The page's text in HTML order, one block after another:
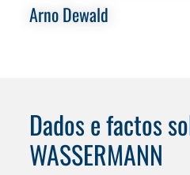
Arno Dewald
Dados e factos
WASSERMANN